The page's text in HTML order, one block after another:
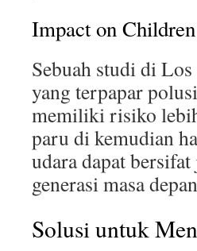
Impact on Children
Sebuah studi di
yang terpapar
memiliki risiko
paru di kemudian
udara dapat
generasi masa
Solusi untuk